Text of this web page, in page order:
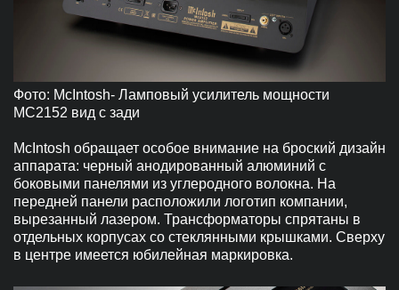
Фото: McIntosh- Ламповый усилитель мощности
MC2152 вид с зади
McIntosh обращает особое внимание на броский дизайн
аппарата: черный анодированный алюминий с
боковыми панелями из углеродного волокна. На
передней панели расположили логотип компании,
вырезанный лазером. Трансформаторы спрятаны в
отдельных корпусах со стеклянными крышками. Сверху
в центре имеется юбилейная маркировка.